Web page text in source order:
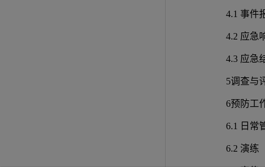
4.1 事件
4.2 应急
4.3 应急
5调查与
6预防工
6.1 日常
6.2 演练